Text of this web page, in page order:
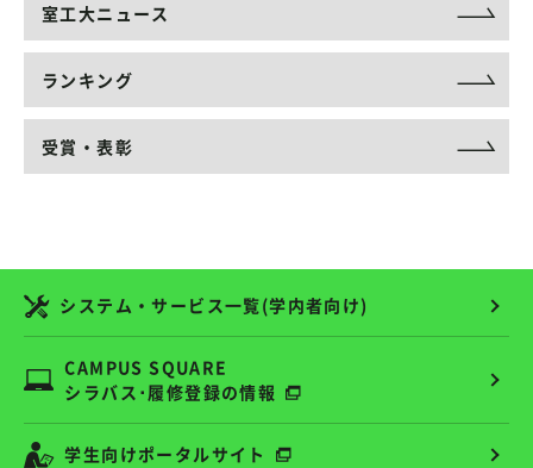
室工大ニュース
ランキング
受賞・表彰
システム・サービス一覧(学内者向け)
CAMPUS SQUARE
シラバス･履修登録の情報
学生向けポータルサイト